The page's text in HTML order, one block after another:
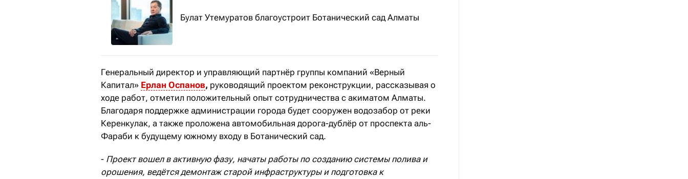
Булат Утемуратов благоустроит Ботанический сад Алматы
Генеральный директор и управляющий партнёр группы компаний «Верный
Капитал» Ерлан Оспанов, руководящий проектом реконструкции, рассказывая о
ходе работ, отметил положительный опыт сотрудничества с акиматом Алматы.
Благодаря поддержке администрации города будет сооружен водозабор от реки
Керенкулак, а также проложена автомобильная дорога-дублёр от проспекта аль-
Фараби к будущему южному входу в Ботанический сад.
- Проект вошел в активную фазу, начаты работы по созданию системы полива и
орошения, ведётся демонтаж старой инфраструктуры и подготовка к